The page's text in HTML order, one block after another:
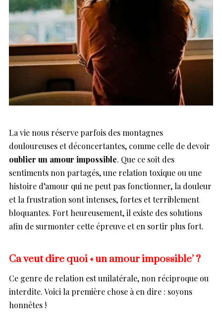
La vie nous réserve parfois des montagnes
douloureuses et déconcertantes, comme celle de devoir
oublier un amour impossible. Que ce soit des
sentiments non partagés, une relation toxique ou une
histoire d’amour qui ne peut pas fonctionner, la douleur
et la frustration sont intenses, fortes et terriblement
bloquantes. Fort heureusement, il existe des solutions
afin de surmonter cette épreuve et en sortir plus fort.
Ca veut dire quoi « un amour impossible’ ?
Ce genre de relation est unilatérale, non réciproque ou
interdite. Voici la première chose à en dire : soyons
honnêtes !